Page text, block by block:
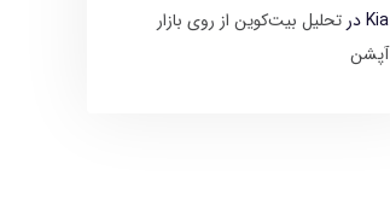
Kiaدرتحلیل بیت‌کوین از روی بازار
آپشن